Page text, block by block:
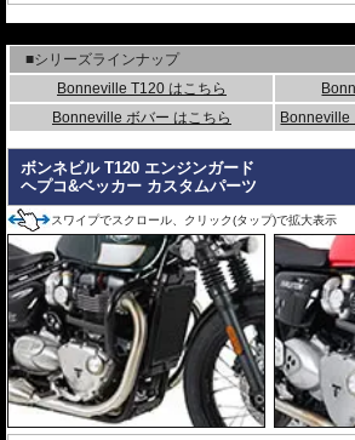
■シリーズラインナップ
Bonneville T120 はこちら
Bonneville ボバー はこちら
Bonneville
ボンネビル T120 エンジンガード
ヘプコ&ベッカー カスタムパーツ
スワイプでスクロール、クリック(タップ)で拡大表示